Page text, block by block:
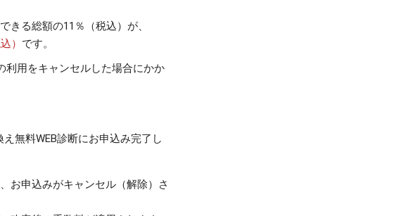
きる総額の11％（税込）が、
） です。
利用をキャンセルした場合にかか
無料WEB診断にお申込み完了し
お申込みがキャンセル（解除）さ